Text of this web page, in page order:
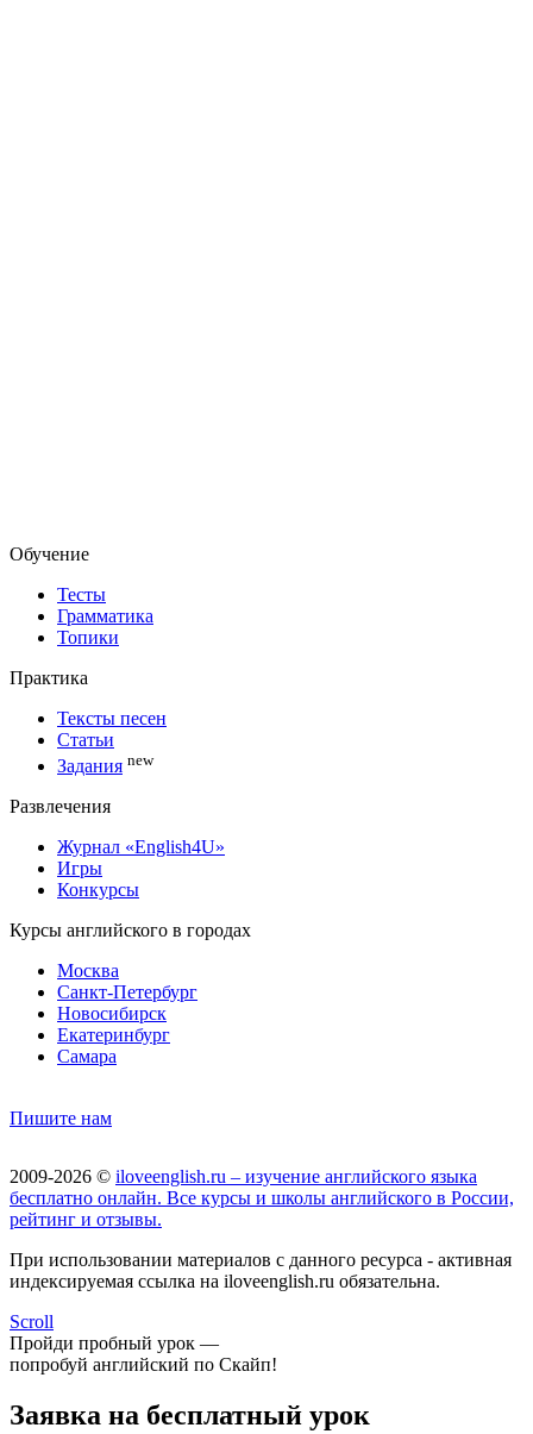
Обучение
Тесты
Грамматика
Топики
Практика
Тексты песен
Статьи
Задания new
Развлечения
Журнал «English4U»
Игры
Конкурсы
Курсы английского в городах
Москва
Санкт-Петербург
Новосибирск
Екатеринбург
Самара
Пишите нам
2009-2026 © iloveenglish.ru – изучение английского языка
бесплатно онлайн. Все курсы и школы английского в России,
рейтинг и отзывы.
При использовании материалов с данного ресурса - активная
индексируемая ссылка на iloveenglish.ru обязательна.
Scroll
Пройди пробный урок —
попробуй английский по Скайп!
Заявка на бесплатный урок